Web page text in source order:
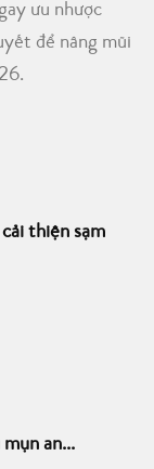
ưu nhược
để nâng mũi
thiện sạm
an...